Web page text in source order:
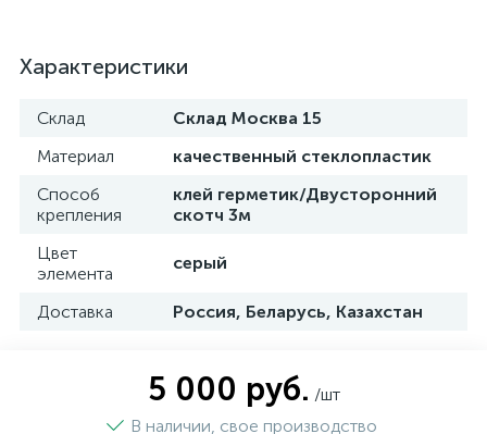
Характеристики
Склад
Склад Москва 15
Материал
качественный стеклопластик
Способ
крепления
клей герметик/Двусторонний
скотч 3м
Цвет
элемента
серый
Доставка Россия, Беларусь, Казахстан
5 000 руб. /шт
В наличии, свое производство